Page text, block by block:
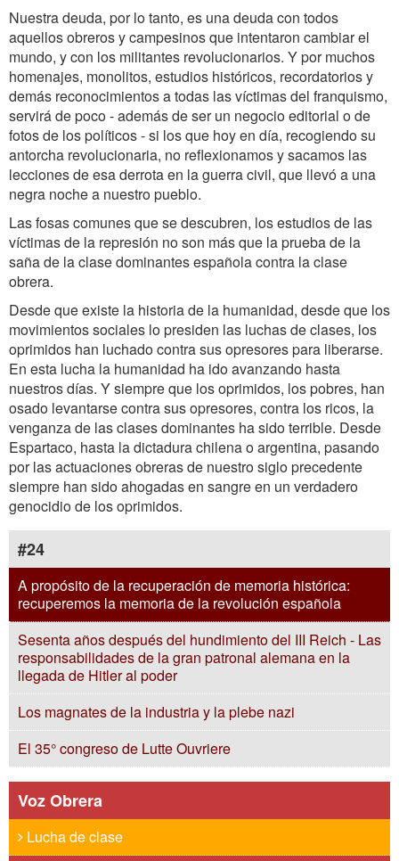
Nuestra deuda, por lo tanto, es una deuda con todos
aquellos obreros y campesinos que intentaron cambiar el
mundo, y con los militantes revolucionarios. Y por muchos
homenajes, monolitos, estudios históricos, recordatorios y
demás reconocimientos a todas las víctimas del franquismo,
servirá de poco - además de ser un negocio editorial o de
fotos de los políticos - si los que hoy en día, recogiendo su
antorcha revolucionaria, no reflexionamos y sacamos las
lecciones de esa derrota en la guerra civil, que llevó a una
negra noche a nuestro pueblo.
Las fosas comunes que se descubren, los estudios de las
víctimas de la represión no son más que la prueba de la
saña de la clase dominantes española contra la clase
obrera.
Desde que existe la historia de la humanidad, desde que los
movimientos sociales lo presiden las luchas de clases, los
oprimidos han luchado contra sus opresores para liberarse.
En esta lucha la humanidad ha ido avanzando hasta
nuestros días. Y siempre que los oprimidos, los pobres, han
osado levantarse contra sus opresores, contra los ricos, la
venganza de las clases dominantes ha sido terrible. Desde
Espartaco, hasta la dictadura chilena o argentina, pasando
por las actuaciones obreras de nuestro siglo precedente
siempre han sido ahogadas en sangre en un verdadero
genocidio de los oprimidos.
#24
A propósito de la recuperación de memoria histórica:
recuperemos la memoria de la revolución española
Sesenta años después del hundimiento del III Reich - Las
responsabilidades de la gran patronal alemana en la
llegada de Hitler al poder
Los magnates de la industria y la plebe nazi
El 35° congreso de Lutte Ouvriere
Voz Obrera
Lucha de clase